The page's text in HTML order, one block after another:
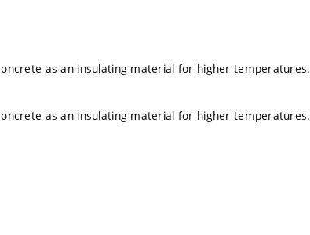
as an insulating material for higher temperatures.
as an insulating material for higher temperatures.